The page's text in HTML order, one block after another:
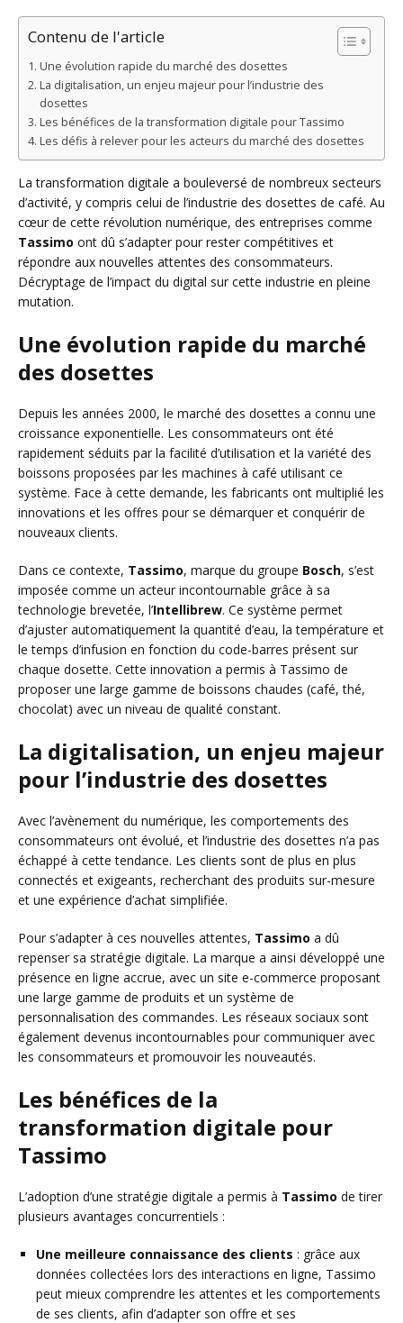
Contenu de l'article
Une évolution rapide du marché des dosettes
La digitalisation, un enjeu majeur pour l’industrie des
dosettes
Les bénéfices de la transformation digitale pour Tassimo
Les défis à relever pour les acteurs du marché des dosettes
La transformation digitale a bouleversé de nombreux secteurs
d’activité, y compris celui de l’industrie des dosettes de café. Au
cœur de cette révolution numérique, des entreprises comme
Tassimo ont dû s’adapter pour rester compétitives et
répondre aux nouvelles attentes des consommateurs.
Décryptage de l’impact du digital sur cette industrie en pleine
mutation.
Une évolution rapide du marché
des dosettes
Depuis les années 2000, le marché des dosettes a connu une
croissance exponentielle. Les consommateurs ont été
rapidement séduits par la facilité d’utilisation et la variété des
boissons proposées par les machines à café utilisant ce
système. Face à cette demande, les fabricants ont multiplié les
innovations et les offres pour se démarquer et conquérir de
nouveaux clients.
Dans ce contexte, Tassimo, marque du groupe Bosch, s’est
imposée comme un acteur incontournable grâce à sa
technologie brevetée, l’Intellibrew. Ce système permet
d’ajuster automatiquement la quantité d’eau, la température et
le temps d’infusion en fonction du code-barres présent sur
chaque dosette. Cette innovation a permis à Tassimo de
proposer une large gamme de boissons chaudes (café, thé,
chocolat) avec un niveau de qualité constant.
La digitalisation, un enjeu majeur
pour l’industrie des dosettes
Avec l’avènement du numérique, les comportements des
consommateurs ont évolué, et l’industrie des dosettes n’a pas
échappé à cette tendance. Les clients sont de plus en plus
connectés et exigeants, recherchant des produits sur-mesure
et une expérience d’achat simplifiée.
Pour s’adapter à ces nouvelles attentes, Tassimo a dû
repenser sa stratégie digitale. La marque a ainsi développé une
présence en ligne accrue, avec un site e-commerce proposant
une large gamme de produits et un système de
personnalisation des commandes. Les réseaux sociaux sont
également devenus incontournables pour communiquer avec
les consommateurs et promouvoir les nouveautés.
Les bénéfices de la
transformation digitale pour
Tassimo
L’adoption d’une stratégie digitale a permis à Tassimo de tirer
plusieurs avantages concurrentiels :
Une meilleure connaissance des clients : grâce aux
données collectées lors des interactions en ligne, Tassimo
peut mieux comprendre les attentes et les comportements
de ses clients, afin d’adapter son offre et ses